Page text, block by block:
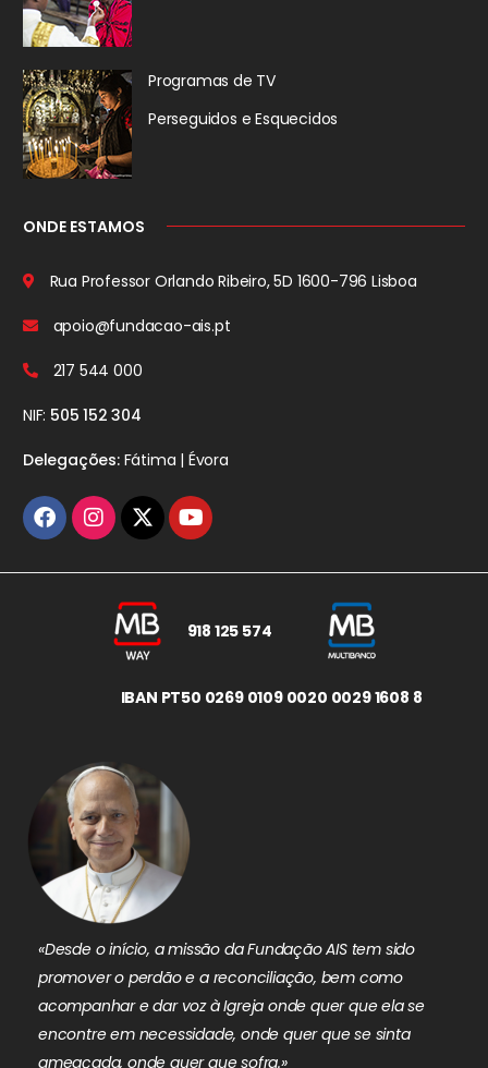
Programas de TV
Perseguidos e Esquecidos
ONDE ESTAMOS
Rua Professor Orlando Ribeiro, 5D 1600-796 Lisboa
apoio@fundacao-ais.pt
217 544 000
NIF: 505 152 304
Delegações:Fátima | Évora
918 125 574
IBAN PT50 0269 0109 0020 0029 1608 8
«Desde o início, a missão da Fundação AIS tem sido
promover o perdão e a reconciliação, bem como
acompanhar e dar voz à Igreja onde quer que ela se
encontre em necessidade, onde quer que se sinta
ameaçada, onde quer que sofra.»